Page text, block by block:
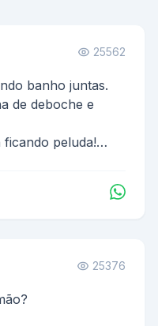
25562
banho juntas.
de deboche e
peluda!
25376